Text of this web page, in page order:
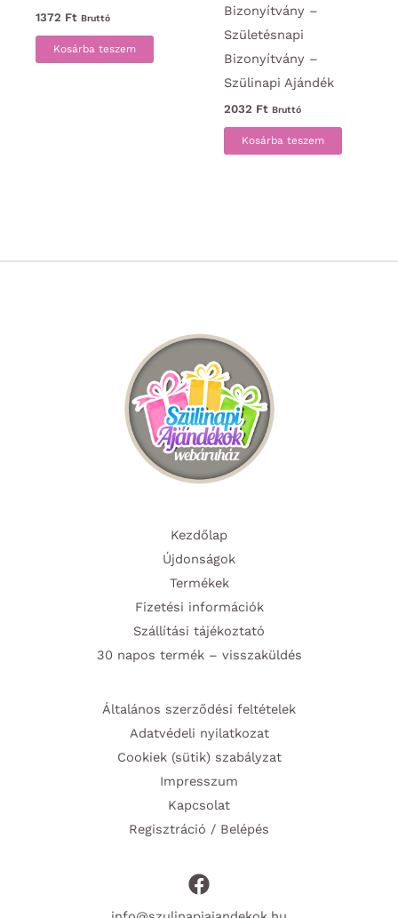
1372 Ft Bruttó
Kosárba teszem
Bizonyítvány –
Születésnapi
Bizonyítvány –
Szülinapi Ajándék
2032 Ft Bruttó
Kosárba teszem
Kezdőlap
Újdonságok
Termékek
Fizetési információk
Szállítási tájékoztató
30 napos termék – visszaküldés
Általános szerződési feltételek
Adatvédeli nyilatkozat
Cookiek (sütik) szabályzat
Impresszum
Kapcsolat
Regisztráció / Belépés